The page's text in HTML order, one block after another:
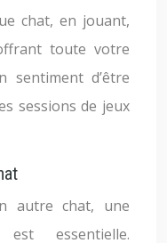
chat, en jouant,
toute votre
sentiment d’être
sessions de jeux
autre chat, une
est essentielle.